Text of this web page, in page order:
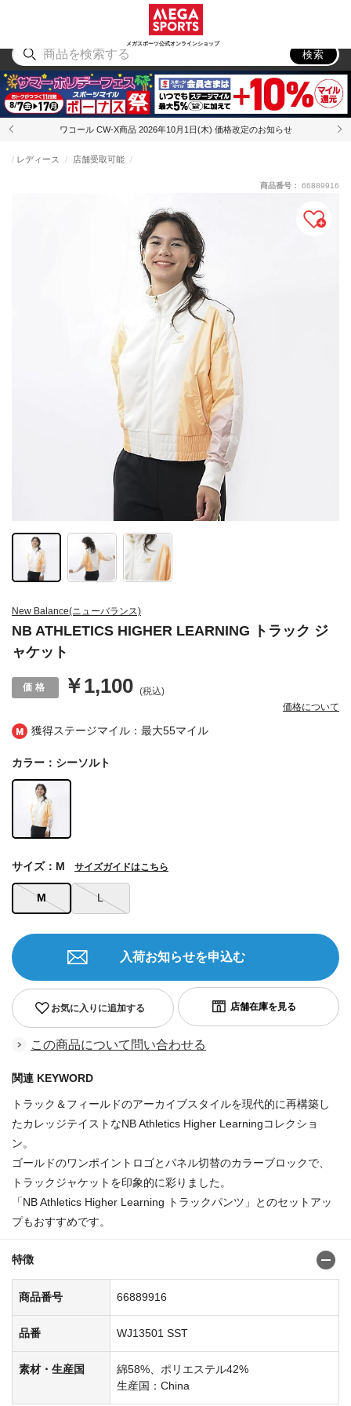
メガスポーツ公式オンラインショップ
アウトドア
検索
ワコール CW-X商品 2026年10月1日(木) 価格改定のお知らせ
獲得ステージマイル：最大55マイル
New Balance(ニューバランス)
NB ATHLETICS HIGHER LEARNING トラック ジ
ャケット
レディース 店舗受取可能
￥1,100 (税込)
価格について
商品番号： 66889916
カラー：シーソルト
M L
サイズ：M サイズガイドはこちら
お気に入りに追加する
入荷お知らせを申込む
この商品について問い合わせる
関連 KEYWORD
トラック＆フィールドのアーカイブスタイルを現代的に再構築し
たカレッジテイストなNB Athletics Higher Learningコレクショ
ン。
ゴールドのワンポイントロゴとパネル切替のカラーブロックで、
トラックジャケットを印象的に彩りました。
「NB Athletics Higher Learning トラックパンツ」とのセットアッ
プもおすすめです。
特徴
商品番号 66889916
品番 WJ13501 SST
素材・生産国
綿58%、ポリエステル42%
生産国：China